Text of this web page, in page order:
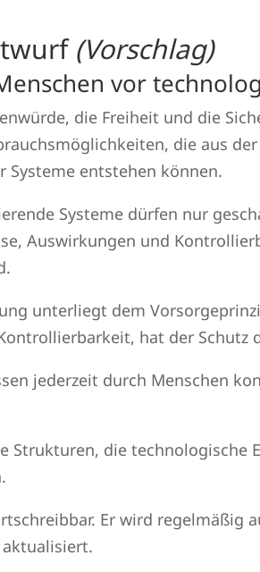
(Vorschlag)
vor
die Freiheit und die
die aus
entstehen können.
Systeme dürfen nur
Auswirkungen und
unterliegt dem
hat der Schutz
jederzeit durch Menschen
Strukturen, die technologische
Er wird regelmäßig